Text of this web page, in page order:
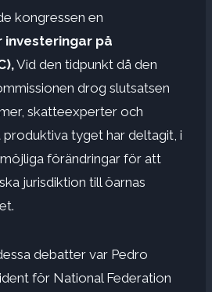
kongressen en
på
Vid den tidpunkt då den
drog slutsatsen
skatteexperter och
tyget har deltagit, i
förändringar för att
jurisdiktion till öarnas
debatter var Pedro
för National Federation